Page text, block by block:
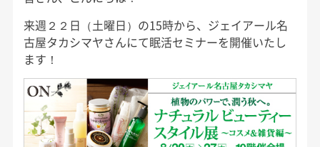
来週２２日（土曜日）の15時から、ジェイアール名
古屋タカシマヤさんにて眠活セミナーを開催いたし
ます！